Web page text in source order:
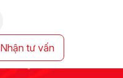
Nhận tư vấn